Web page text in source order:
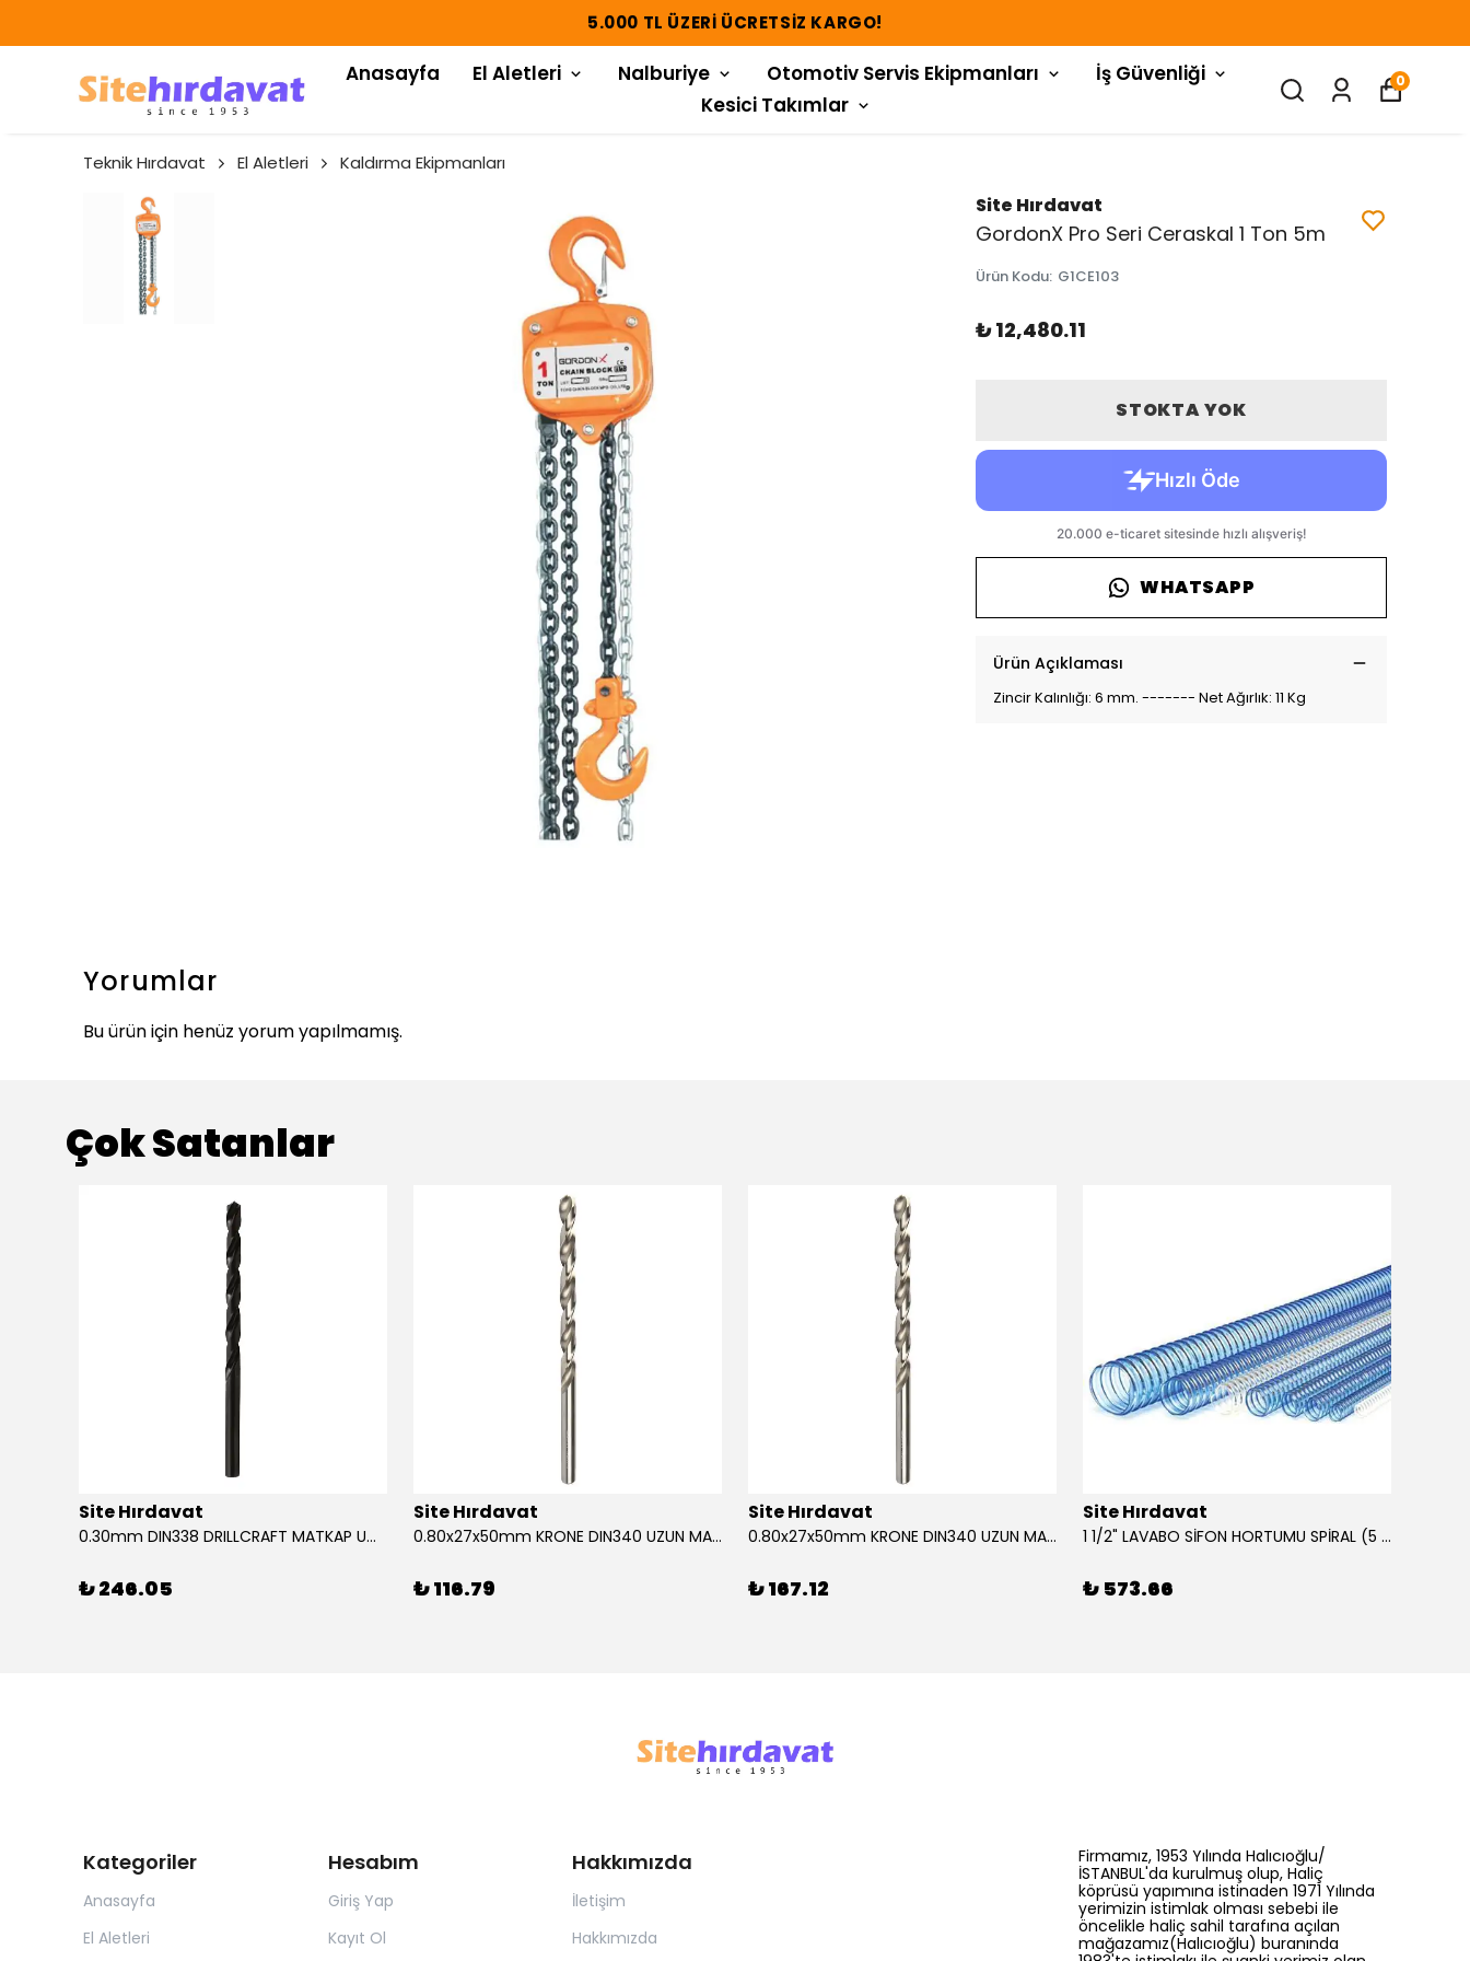
5.000 TL ÜZERI ÜCRETSIZ KARGO!
Anasayfa El Aletleri Nalburiye Otomotiv Servis Ekipmanları
İş Güvenliği
Kesici Takımlar
0
Teknik Hırdavat El Aletleri Kaldırma Ekipmanları
Site Hırdavat
GordonX Pro Seri Ceraskal 1 Ton 5m
Ürün Kodu: G1CE103
₺ 12,480.11
STOKTA YOK
WHATSAPP
Ürün Açıklaması
Zincir Kalınlığı: 6 mm. ------- Net Ağırlık: 11 Kg
Yorumlar
Bu ürün için henüz yorum yapılmamış.
Çok Satanlar
Site Hırdavat
0.30mm DIN338 DRILLCRAFT MATKAP UCU HSS 10 Adet
₺ 246.05
Site Hırdavat
0.80x27x50mm KRONE DIN340 UZUN MATKAP UCU HSS 10 Adet
₺ 116.79
Site Hırdavat
0.80x27x50mm KRONE DIN340 UZUN MATKAP UCU HSS 10 Adet
₺ 167.12
Site Hırdavat
1 1/2" LAVABO SİFON HORTUMU SPİRAL (5 MT)
₺ 573.66
Kategoriler
Anasayfa
El Aletleri
Hesabım
Giriş Yap
Kayıt Ol
Hakkımızda
İletişim
Hakkımızda
Firmamız, 1953 Yılında Halıcıoğlu/
İSTANBUL'da kurulmuş olup, Haliç
köprüsü yapımına istinaden 1971 Yılında
yerimizin istimlak olması sebebi ile
öncelikle haliç sahil tarafına açılan
mağazamız(Halıcıoğlu) buranında